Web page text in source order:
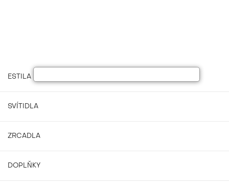
ESTILA NÁBYTEK
SVÍTIDLA
ZRCADLA
DOPLŇKY